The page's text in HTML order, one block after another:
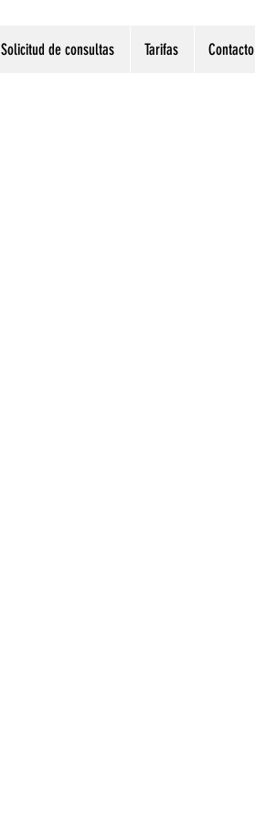
Solicitud de consultas Tarifas Contacto